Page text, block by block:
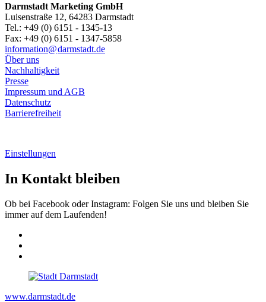
Darmstadt Marketing GmbH
Luisenstraße 12, 64283 Darmstadt
Tel.: +49 (0) 6151 - 1345-13
Fax: +49 (0) 6151 - 1347-5858
information@darmstadt.de
Über uns
Nachhaltigkeit
Presse
Impressum und AGB
Datenschutz
Barrierefreiheit
Einstellungen
In Kontakt bleiben
Ob bei Facebook oder Instagram: Folgen Sie uns und bleiben Sie
immer auf dem Laufenden!
www.darmstadt.de